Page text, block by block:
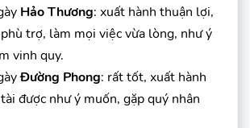
Hảo Thương: xuất hành thuận lợi,
trợ, làm mọi việc vừa lòng, như ý
vinh quy.
Đường Phong: rất tốt, xuất hành
được như ý muốn, gặp quý nhân